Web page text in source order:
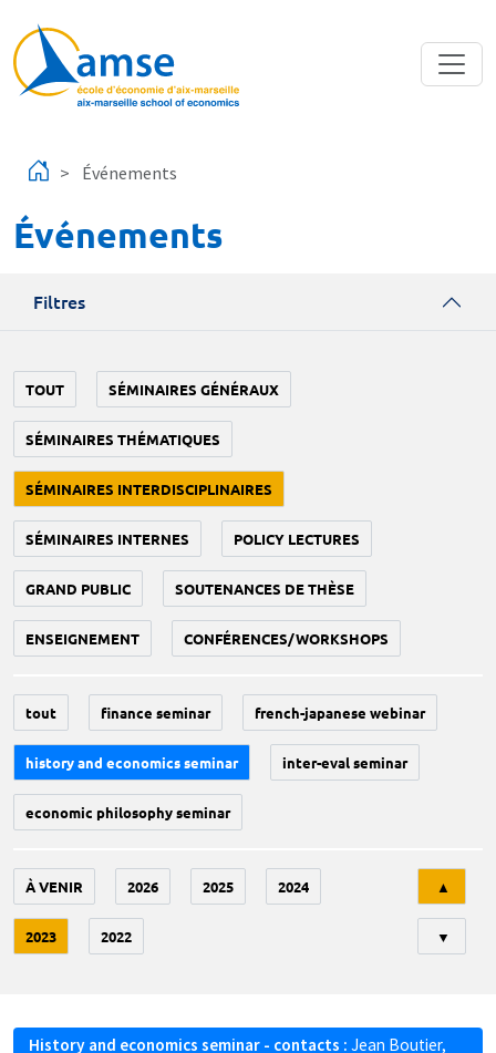
Événements
Événements
Filtres
TOUT SÉMINAIRES GÉNÉRAUX
SÉMINAIRES THÉMATIQUES
SÉMINAIRES INTERDISCIPLINAIRES
SÉMINAIRES INTERNES POLICY LECTURES
GRAND PUBLIC SOUTENANCES DE THÈSE
ENSEIGNEMENT CONFÉRENCES/WORKSHOPS
tout finance seminar french-japanese webinar
history and economics seminar inter-eval seminar
economic philosophy seminar
À VENIR 2026 2025 2024
2023 2022
▲
▼
History and economics seminar - contacts : Jean Boutier,